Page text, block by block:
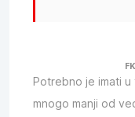
Potrebno je imati
mnogo manji od